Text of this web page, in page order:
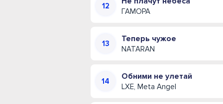
ГАМОРА
Теперь чужое
NATARAN
Обними не улетай
LXE, Meta Angel